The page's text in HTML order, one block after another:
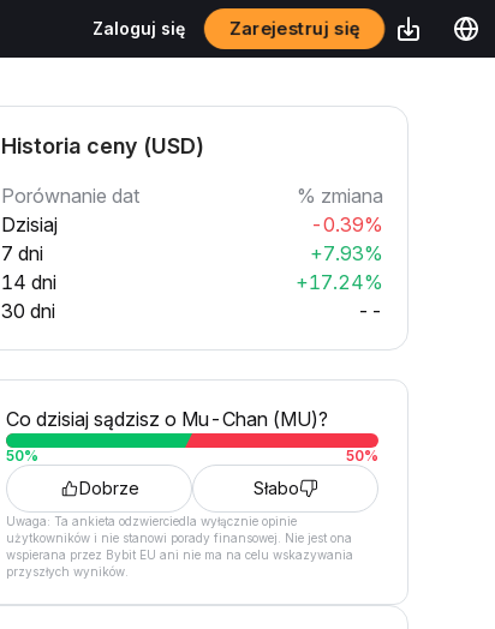
Zaloguj się Zarejestruj się
Historia ceny (USD)
Porównanie dat
% zmiana
Dzisiaj
-0.39%
7 dni
+7.93%
14 dni
+17.24%
30 dni
--
Co dzisiaj sądzisz o Mu-Chan (MU)?
50% 50%
Dobrze Słabo
Uwaga: Ta ankieta odzwierciedla wyłącznie opinie
użytkowników i nie stanowi porady finansowej. Nie jest ona
wspierana przez Bybit EU ani nie ma na celu wskazywania
przyszłych wyników.